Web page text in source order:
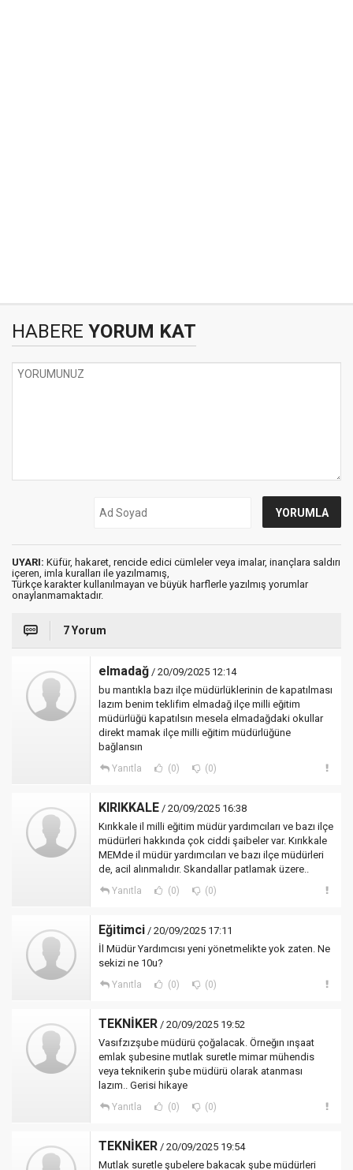
HABERE YORUM KAT
UYARI: Küfür, hakaret, rencide edici cümleler veya imalar, inançlara saldırı
içeren, imla kuralları ile yazılmamış,
Türkçe karakter kullanılmayan ve büyük harflerle yazılmış yorumlar
onaylanmamaktadır.
7 Yorum
elmadağ / 20/09/2025 12:14
bu mantıkla bazı ilçe müdürlüklerinin de kapatılması
lazım benim teklifim elmadağ ilçe milli eğitim
müdürlüğü kapatılsın mesela elmadağdaki okullar
direkt mamak ilçe milli eğitim müdürlüğüne
bağlansın
Yanıtla (0) (0)
KIRIKKALE / 20/09/2025 16:38
Kırıkkale il milli eğitim müdür yardımcıları ve bazı ilçe
müdürleri hakkında çok ciddi şaibeler var. Kırıkkale
MEMde il müdür yardımcıları ve bazı ilçe müdürleri
de, acil alınmalıdır. Skandallar patlamak üzere..
Yanıtla (0) (0)
Eğitimci / 20/09/2025 17:11
İl Müdür Yardımcısı yeni yönetmelikte yok zaten. Ne
sekizi ne 10u?
Yanıtla (0) (0)
TEKNİKER / 20/09/2025 19:52
Vasıfzızşube müdürü çoğalacak. Örneğın ınşaat
emlak şubesine mutlak suretle mimar mühendis
veya teknikerin şube müdürü olarak atanması
lazım.. Gerisi hikaye
Yanıtla (0) (0)
TEKNİKER / 20/09/2025 19:54
Mutlak suretle şubelere bakacak şube müdürleri